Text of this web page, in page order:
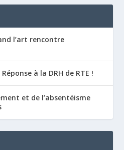
l’art rencontre
à la DRH de RTE !
et de l’absentéisme